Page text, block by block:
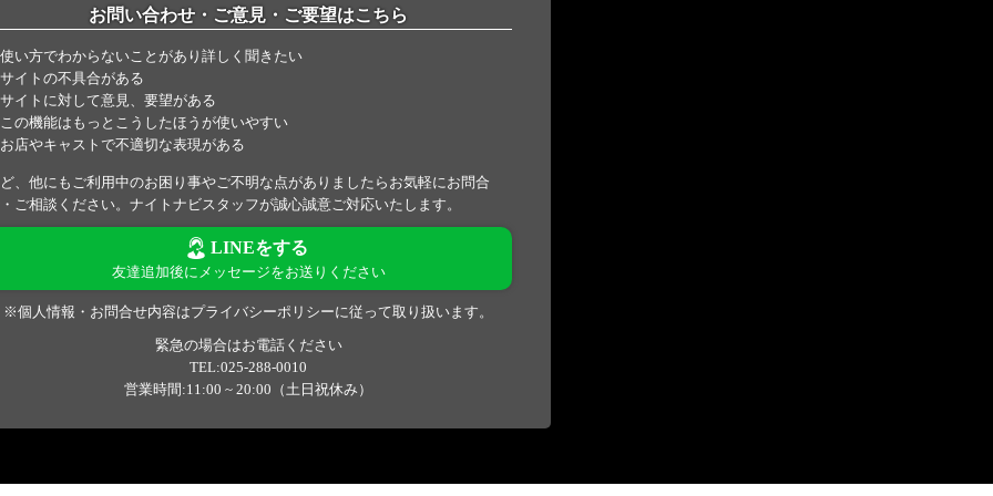
お問い合わせ・ご意見・ご要望はこちら
使い方でわからないことがあり詳しく聞きたい
サイトの不具合がある
サイトに対して意見、要望がある
この機能はもっとこうしたほうが使いやすい
お店やキャストで不適切な表現がある
、他にもご利用中のお困り事やご不明な点がありましたらお気軽にお問合
ご相談ください。ナイトナビスタッフが誠心誠意ご対応いたします。
LINEをする
友達追加後にメッセージをお送りください
※個人情報・お問合せ内容はプライバシーポリシーに従って取り扱います。
緊急の場合はお電話ください
TEL:025-288-0010
営業時間:11:00 ~ 20:00（土日祝休み）